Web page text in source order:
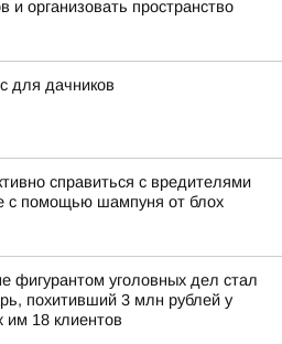
и организовать пространство
для дачников
справиться с вредителями
с помощью шампуня от блох
фигурантом уголовных дел стал
похитивший 3 млн рублей у
им 18 клиентов